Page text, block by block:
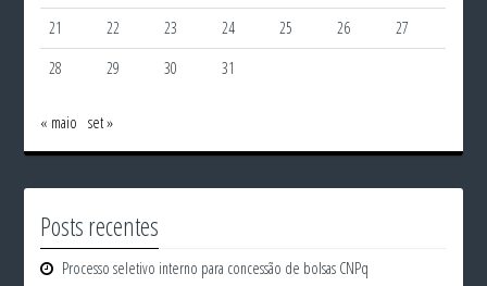
21
22 23 24 25 26
27
28
29 30 31
« maio set »
Posts recentes
Processo seletivo interno para concessão de bolsas CNPq